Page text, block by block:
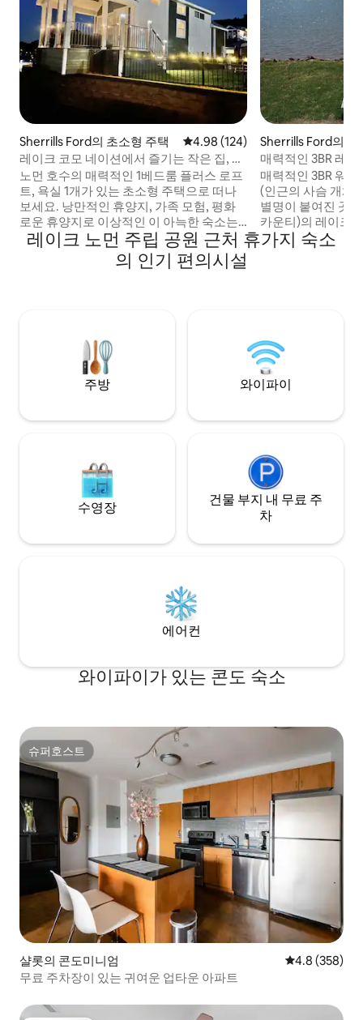
Sherrills Ford의 초소형 주택 평점 4.98점(5점 만점), 후기 124
4.98 (124)
레이크 코모 네이션에서 즐기는 작은 집, 큰
모험
노먼 호수의 매력적인 1베드룸 플러스 로프
트, 욕실 1개가 있는 초소형 주택으로 떠나
보세요. 낭만적인 휴양지, 가족 모험, 평화
로운 휴양지로 이상적인 이 아늑한 숙소는
편안함과 재미를 제공합니다. 몇 걸음만 나
가면 피클볼, 수영, 낚시, 무료 카약 및 패들
보드를 즐길 수 있습니다. 내부에는 현대적
피트니스 센터를 이용하세요. 오늘 호숫가
휴가를 예약하세요!
Sherrills Ford의 집
매력적인 3BR 레
해변
매력적인 3BR 워
(인근의 사슴 개체
별명이 붙여진 곳)
카운티)의 레이크
19 근처에 위치해 있습니다.
는 10명(또는 가능
레이크 노먼 주립 공원 근처 휴가지 숙소
의 인기 편의시설
주방 와이파이
수영장
건물 부지 내 무료 주
차
에어컨
와이파이가 있는 콘도 숙소
슈퍼호스트
슈퍼호스트
샬롯의 콘도미니엄 평점 4.8점(5
4.8 (358)
무료 주차장이 있는 귀여운 업타운 아파트